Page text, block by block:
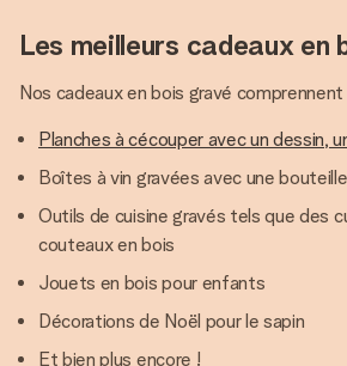
Les meilleurs cadeaux en
Nos cadeaux en bois gravé comprennent
Planches à cécouper avec un dessin,
Boîtes à vin gravées avec une
Outils de cuisine gravés tels que des
couteaux en bois
Jouets en bois pour enfants
Décorations de Noël pour le sapin
Et bien plus encore !